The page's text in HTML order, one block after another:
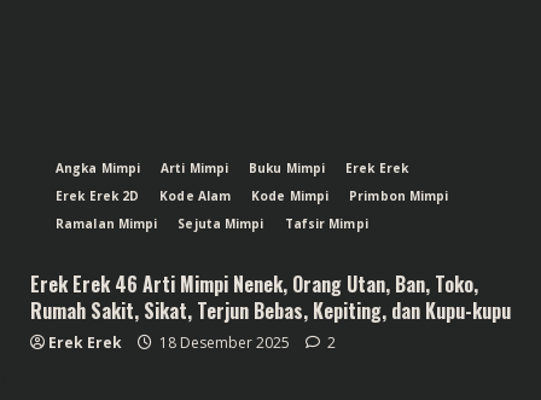
Angka Mimpi Arti Mimpi Buku Mimpi
Erek Erek
Erek Erek 2D
Kode Alam Kode Mimpi
Primbon Mimpi
Ramalan Mimpi
Sejuta Mimpi Tafsir Mimpi
Erek Erek 46 Arti Mimpi Nenek, Orang Utan, Ban, Toko,
Rumah Sakit, Sikat, Terjun Bebas, Kepiting, dan Kupu-kupu
Erek Erek 18 Desember 2025 2